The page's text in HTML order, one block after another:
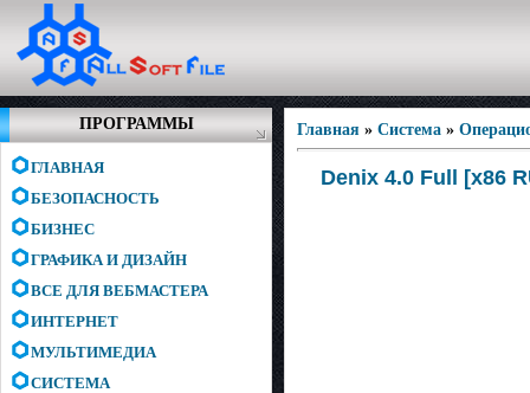
ПРОГРАММЫ
ГЛАВНАЯ
БЕЗОПАСНОСТЬ
БИЗНЕС
ГРАФИКА И ДИЗАЙН
ВСЕ ДЛЯ ВЕБМАСТЕРА
ИНТЕРНЕТ
МУЛЬТИМЕДИА
СИСТЕМА
Главная » Система »
Denix 4.0 Full [x86